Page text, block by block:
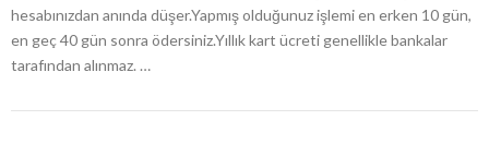
hesabınızdan anında düşer.Yapmış olduğunuz işlemi en erken 10 gün,
en geç 40 gün sonra ödersiniz.Yıllık kart ücreti genellikle bankalar
tarafından alınmaz. …